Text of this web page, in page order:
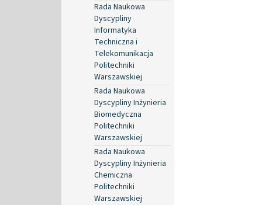
Rada Naukowa
Dyscypliny
Informatyka
Techniczna i
Telekomunikacja
Politechniki
Warszawskiej
Rada Naukowa
Dyscypliny Inżynieria
Biomedyczna
Politechniki
Warszawskiej
Rada Naukowa
Dyscypliny Inżynieria
Chemiczna
Politechniki
Warszawskiej